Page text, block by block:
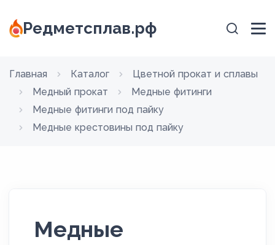
Редметсплав.рф
Главная Каталог
Цветной прокат и сплавы
Медный прокат
Медные фитинги
Медные фитинги под пайку
Медные крестовины под пайку
Медные